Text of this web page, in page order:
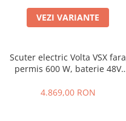
Huse
Toate accesoriile la Triciclete
Masina Electrica RDB
Masina Electrica 25 km/h
VEZI VARIANTE
Scuter electric Volta VSX fara
permis 600 W, baterie 48V
sarcina maxima 100 kg, negru
4.869,00 RON